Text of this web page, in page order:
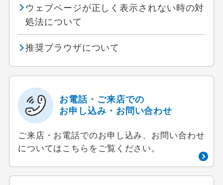
ウェブページが正しく表示されない時の対
処法について
推奨ブラウザについて
お電話・ご来店での
お申し込み・お問い合わせ
ご来店・お電話でのお申し込み、お問い合わせ
についてはこちらをご覧ください。